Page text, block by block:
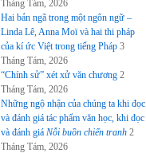
Tháng Tám, 2026
Hai bản ngã trong một ngôn ngữ –
Linda Lê, Anna Moï và hai thi pháp
của kí ức Việt trong tiếng Pháp 3
Tháng Tám, 2026
“Chính sử” xét xử văn chương 2
Tháng Tám, 2026
Những ngộ nhận của chúng ta khi đọc
và đánh giá tác phẩm văn học, khi đọc
và đánh giá Nỗi buồn chiến tranh 2
Tháng Tám, 2026